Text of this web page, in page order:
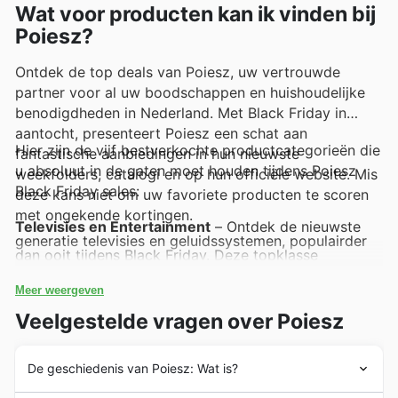
Wat voor producten kan ik vinden bij
Poiesz?
Ontdek de top deals van Poiesz, uw vertrouwde
partner voor al uw boodschappen en huishoudelijke
benodigdheden in Nederland. Met Black Friday in
aantocht, presenteert Poiesz een schat aan
fantastische aanbiedingen in hun nieuwste
weekfolders, catalogi en op hun officiële website. Mis
deze kans niet om uw favoriete producten te scoren
met ongekende kortingen.
Hier zijn de vijf bestverkochte productcategorieën die
u absoluut in de gaten moet houden tijdens Poiesz
Black Friday sales:
Televisies en Entertainment – Ontdek de nieuwste
generatie televisies en geluidssystemen, populairder
dan ooit tijdens Black Friday. Deze topklasse
in de Poiesz deals, perfect om uw thuisentertainment
naar een hoger niveau te tillen.
Huishoudelijke Apparaten
– Van energiezuinige
koelkasten tot efficiënte wasmachines, huishoudelijke
Friday aanbiedingen op deze onmisbare items, zodat
Meer weergeven
Veelgestelde vragen over Poiesz
De geschiedenis van Poiesz: Wat is?